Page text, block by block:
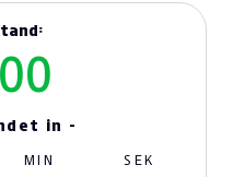
in -
MIN SEK